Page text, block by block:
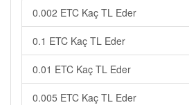
0.002 ETC Kaç TL Eder
0.1 ETC Kaç TL Eder
0.01 ETC Kaç TL Eder
0.005 ETC Kaç TL Eder